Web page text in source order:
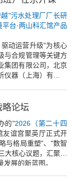
"污水处理厂厂长研
台·两山科汇馆产品
动运营升级"为核心
与合规管理等关键方
集团有限公司，北京
器（上海）有限公
、破解运营难题。
略论坛
的"2026（第二十四
友谊宫聚英厅正式开
与格局重塑"、"数智
核心议题，汇聚智
展的新蓝图。